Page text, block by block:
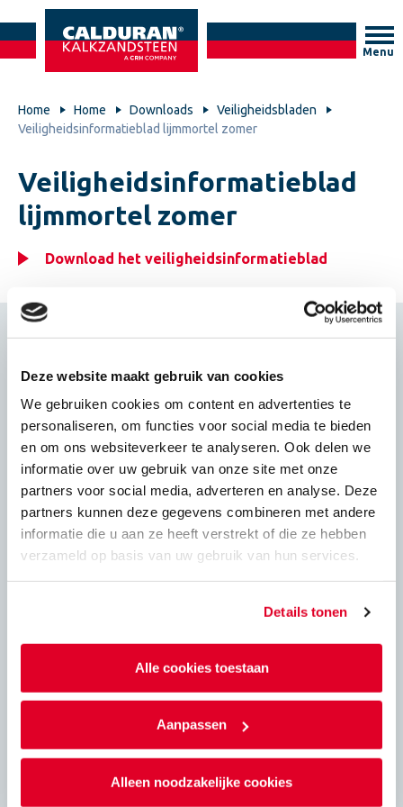
Deze website maakt gebruik van cookies
We gebruiken cookies om content en advertenties te
personaliseren, om functies voor social media te bieden
en om ons websiteverkeer te analyseren. Ook delen we
informatie over uw gebruik van onze site met onze
partners voor social media, adverteren en analyse. Deze
partners kunnen deze gegevens combineren met andere
informatie die u aan ze heeft verstrekt of die ze hebben
verzameld op basis van uw gebruik van hun services.
Details tonen
Alle cookies toestaan
Aanpassen
Alleen noodzakelijke cookies
Menu
Home Home Downloads
Veiligheidsbladen
Veiligheidsinformatieblad lijmmortel zomer
Veiligheidsinformatieblad
lijmmortel zomer
Download het veiligheidsinformatieblad
Brand
Brand
Geluid
Metselwerksterkte
Alle downloads